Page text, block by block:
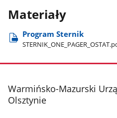
Materiały
Program Sternik
stopka
Warmińsko-Mazurski
Olsztynie